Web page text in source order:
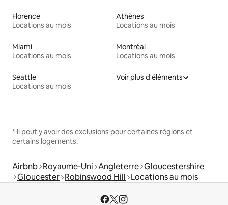
Florence
Locations au mois
Athènes
Locations au mois
Miami
Locations au mois
Montréal
Locations au mois
Seattle
Locations au mois
Voir plus d'éléments
* Il peut y avoir des exclusions pour certaines régions et
certains logements.
Airbnb Royaume-Uni Angleterre Gloucestershire
Gloucester Robinswood Hill Locations au mois